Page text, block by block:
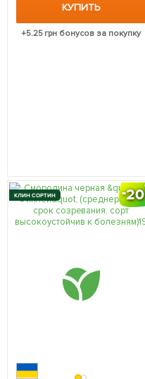
КУПИТЬ
+5.25грн бонусов за покупку
20
КЛИН СОРТИН